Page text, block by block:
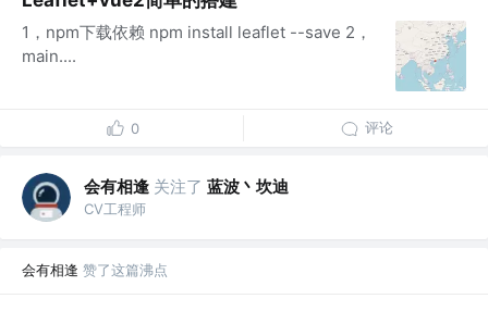
1，npm下载依赖 npm install leaflet --save 2，
main....
0 评论
会有相逢 关注了 蓝波丶坎迪
CV工程师
会有相逢 赞了这篇沸点